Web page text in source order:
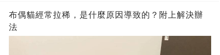
布偶貓經常拉稀，是什麼原因導致的？附上解決辦
法